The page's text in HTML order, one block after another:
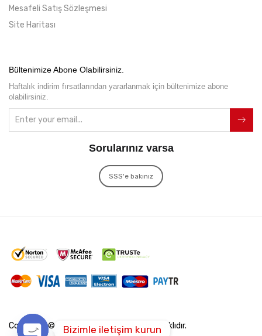
Mesafeli Satış Sözleşmesi
Site Haritası
Bültenimize Abone Olabilirsiniz.
Haftalık indirim fırsatlarından yararlanmak için bültenimize abone
olabilirsiniz.
Sorularınız varsa
SSS'e bakınız
Copyright © 2022İxir SoftTüm Hakları Saklıdır.
Bizimle iletişim kurun